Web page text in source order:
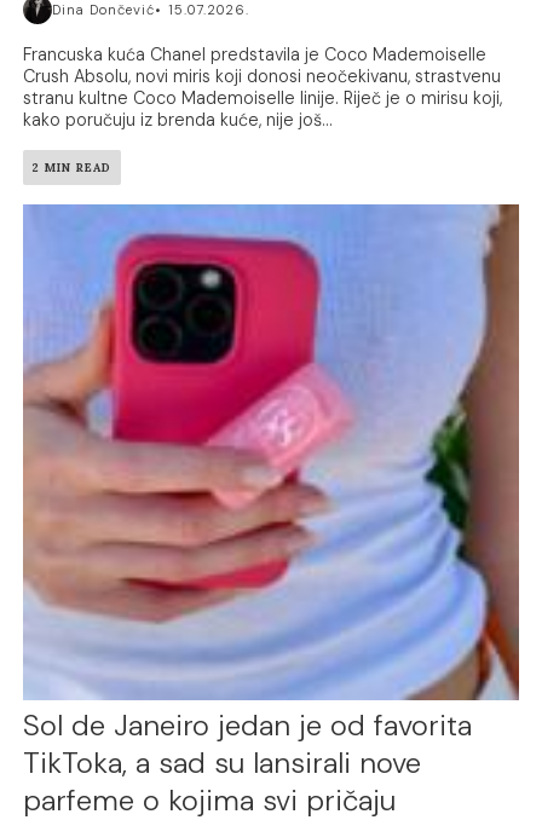
Dina Dončević 15.07.2026.
Francuska kuća Chanel predstavila je Coco Mademoiselle
Crush Absolu, novi miris koji donosi neočekivanu, strastvenu
stranu kultne Coco Mademoiselle linije. Riječ je o mirisu koji,
kako poručuju iz brenda kuće, nije još...
2 MIN READ
Sol de Janeiro jedan je od favorita
TikToka, a sad su lansirali nove
parfeme o kojima svi pričaju